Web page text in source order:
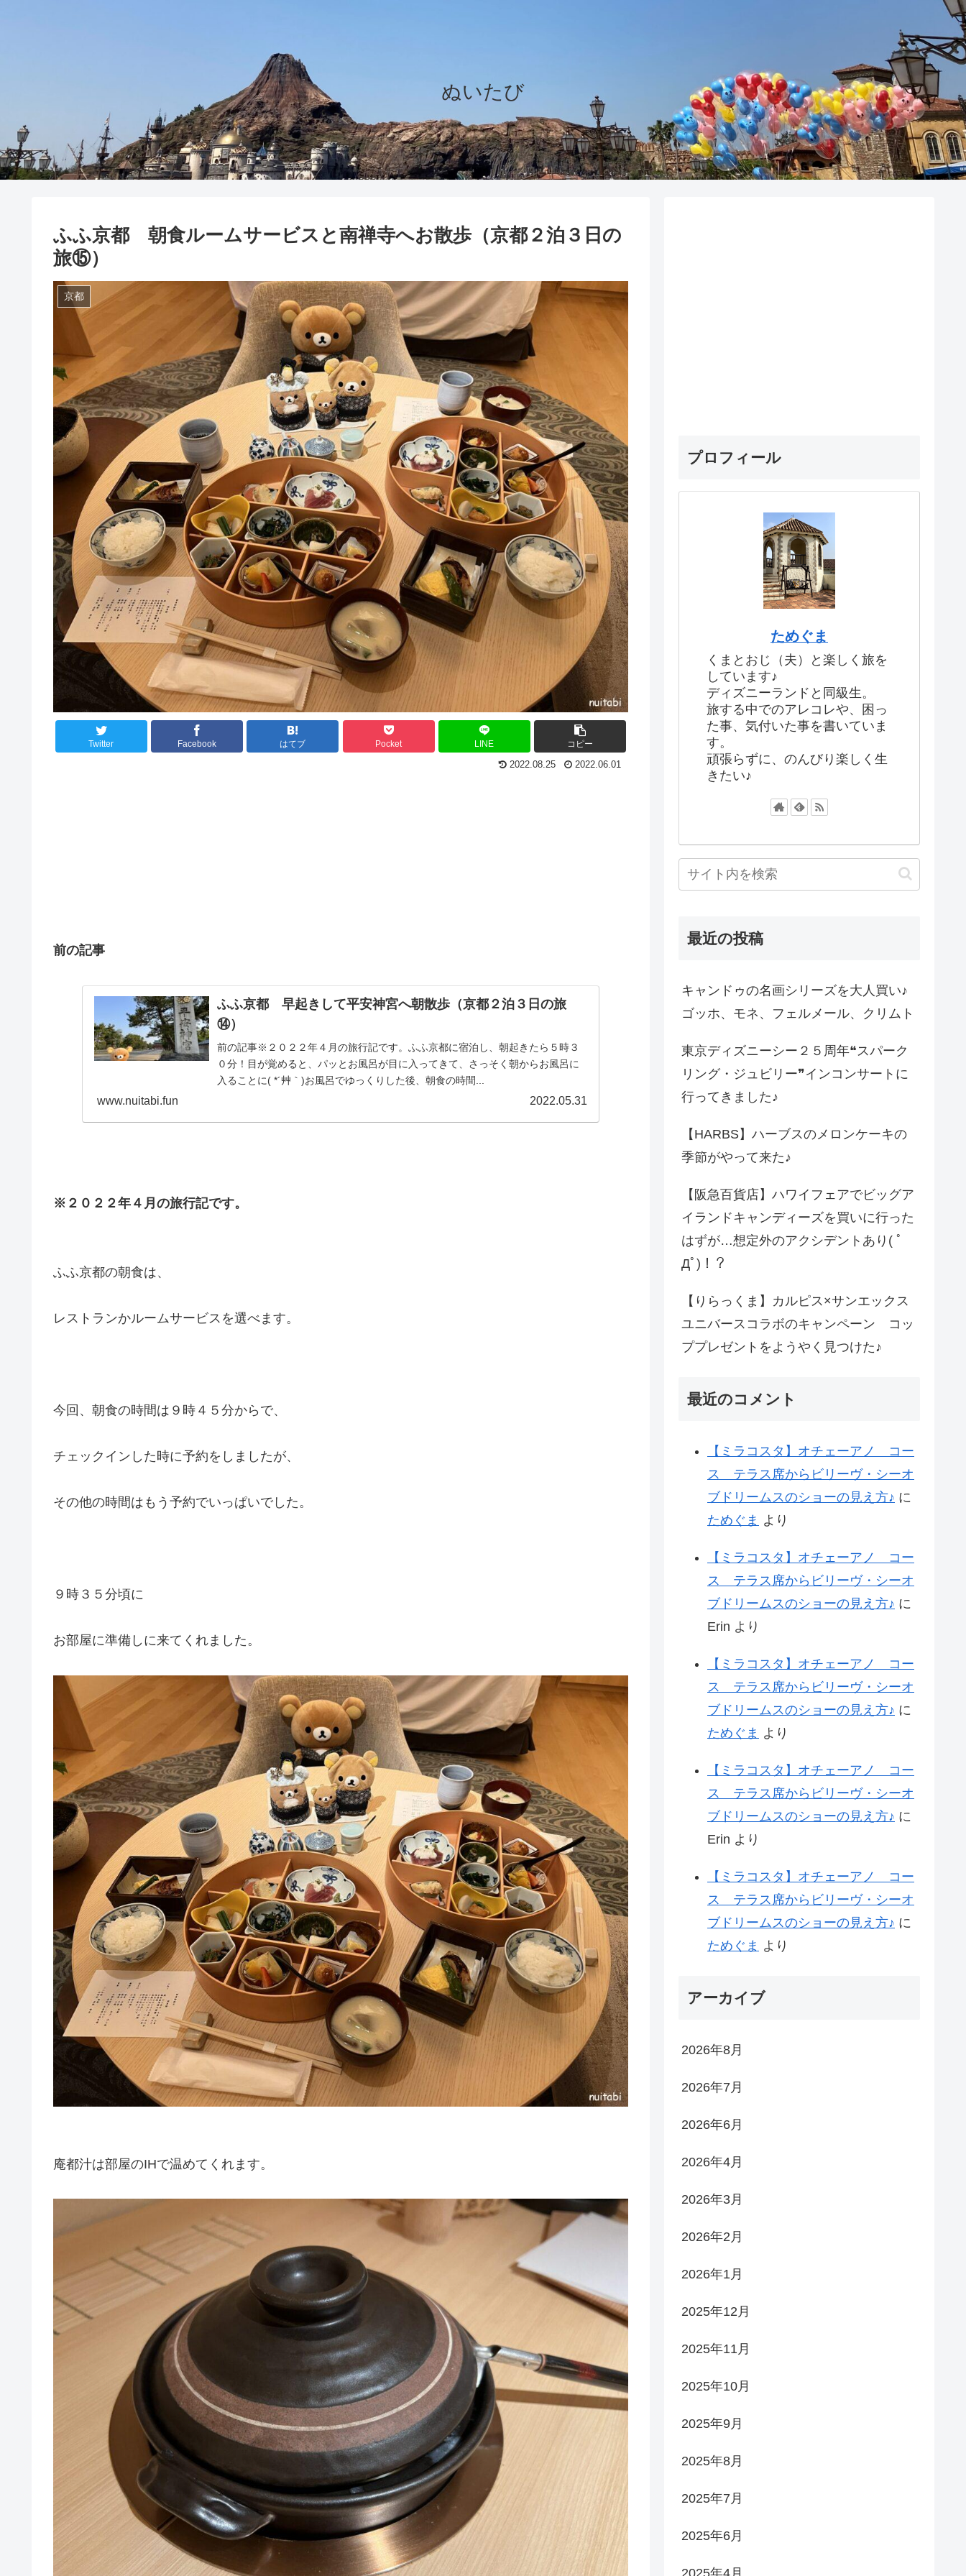
ぬいたび
ふふ京都 朝食ルームサービスと南禅寺へお散歩（京都２泊３日の
旅⑮）
京都
Twitter Facebook はてブ Pocket LINE コピー
2022.08.25 2022.06.01
前の記事
ふふ京都 早起きして平安神宮へ朝散歩（京都２泊３日の旅
⑭）
前の記事※２０２２年４月の旅行記です。ふふ京都に宿泊し、朝起きたら５時３
０分！目が覚めると、パッとお風呂が目に入ってきて、さっそく朝からお風呂に
入ることに( *´艸｀)お風呂でゆっくりした後、朝食の時間...
www.nuitabi.fun 2022.05.31
※２０２２年４月の旅行記です。
ふふ京都の朝食は、
レストランかルームサービスを選べます。
今回、朝食の時間は９時４５分からで、
チェックインした時に予約をしましたが、
その他の時間はもう予約でいっぱいでした。
９時３５分頃に
お部屋に準備しに来てくれました。
庵都汁は部屋のIHで温めてくれます。
プロフィール
ためぐま
くまとおじ（夫）と楽しく旅を
しています♪
ディズニーランドと同級生。
旅する中でのアレコレや、困っ
た事、気付いた事を書いていま
す。
頑張らずに、のんびり楽しく生
きたい♪
最近の投稿
キャンドゥの名画シリーズを大人買い♪
ゴッホ、モネ、フェルメール、クリムト
東京ディズニーシー２５周年❝スパーク
リング・ジュビリー❞インコンサートに
行ってきました♪
【HARBS】ハーブスのメロンケーキの
季節がやって来た♪
【阪急百貨店】ハワイフェアでビッグア
イランドキャンディーズを買いに行った
はずが…想定外のアクシデントあり( ﾟ
Дﾟ)！？
【りらっくま】カルピス×サンエックス
ユニバースコラボのキャンペーン コッ
ププレゼントをようやく見つけた♪
最近のコメント
【ミラコスタ】オチェーアノ コー
ス テラス席からビリーヴ・シーオ
ブドリームスのショーの見え方♪ に
ためぐま より
【ミラコスタ】オチェーアノ コー
ス テラス席からビリーヴ・シーオ
ブドリームスのショーの見え方♪ に
Erin より
【ミラコスタ】オチェーアノ コー
ス テラス席からビリーヴ・シーオ
ブドリームスのショーの見え方♪ に
ためぐま より
【ミラコスタ】オチェーアノ コー
ス テラス席からビリーヴ・シーオ
ブドリームスのショーの見え方♪ に
Erin より
【ミラコスタ】オチェーアノ コー
ス テラス席からビリーヴ・シーオ
ブドリームスのショーの見え方♪ に
ためぐま より
アーカイブ
2026年8月
2026年7月
2026年6月
2026年4月
2026年3月
2026年2月
2026年1月
2025年12月
2025年11月
2025年10月
2025年9月
2025年8月
2025年7月
2025年6月
2025年4月